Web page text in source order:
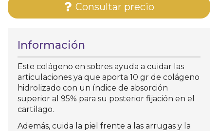
Consultar precio
Información
Este colágeno en sobres ayuda a cuidar las
articulaciones ya que aporta 10 gr de colágeno
hidrolizado con un índice de absorción
superior al 95% para su posterior fijación en el
cartílago.
Además, cuida la piel frente a las arrugas y la